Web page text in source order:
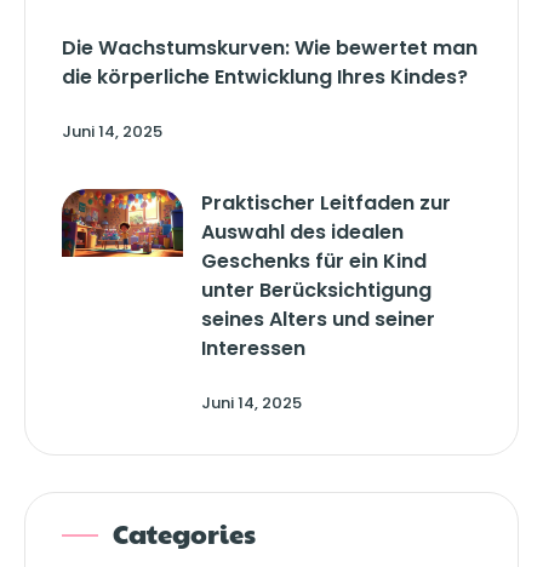
Die Wachstumskurven: Wie bewertet man
die körperliche Entwicklung Ihres Kindes?
Juni 14, 2025
Praktischer Leitfaden zur
Auswahl des idealen
Geschenks für ein Kind
unter Berücksichtigung
seines Alters und seiner
Interessen
Juni 14, 2025
Categories